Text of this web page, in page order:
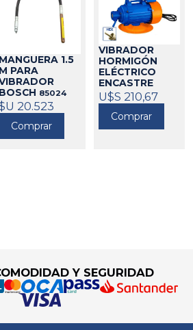
MANGUERA 1.5
M PARA
BOSCH 85024
20.523
Comprar
VIBRADOR
HORMIGÓN
ELÉCTRICO
ENCASTRE
AGUJA 1500W
WADFOW
218225
U$S 210,67
Comprar
Y SEGURIDAD